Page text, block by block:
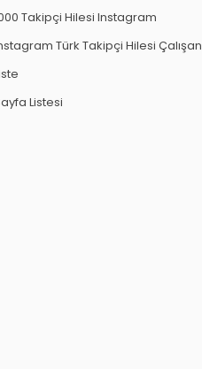
Takipçi Hilesi Instagram
Türk Takipçi Hilesi Çalışan
Listesi